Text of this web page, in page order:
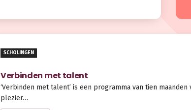
SCHOLINGEN
Verbinden met talent
‘Verbinden met talent’ is een programma van tien
plezier…